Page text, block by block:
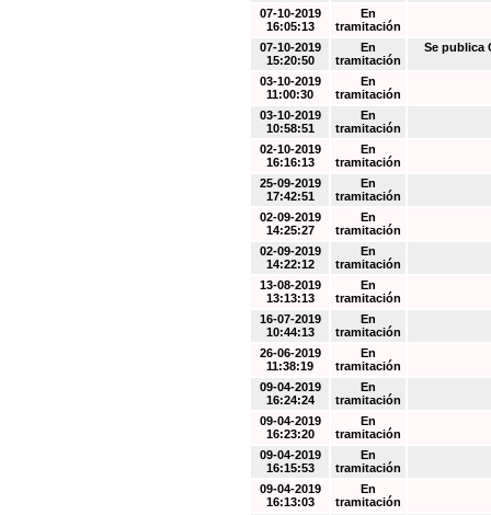
07-10-2019
16:05:13
En
tramitación
07-10-2019
15:20:50
En
tramitación
Se publica
03-10-2019
11:00:30
En
tramitación
03-10-2019
10:58:51
En
tramitación
02-10-2019
16:16:13
En
tramitación
25-09-2019
17:42:51
En
tramitación
02-09-2019
14:25:27
En
tramitación
02-09-2019
14:22:12
En
tramitación
13-08-2019
13:13:13
En
tramitación
16-07-2019
10:44:13
En
tramitación
26-06-2019
11:38:19
En
tramitación
09-04-2019
16:24:24
En
tramitación
09-04-2019
16:23:20
En
tramitación
09-04-2019
16:15:53
En
tramitación
09-04-2019
16:13:03
En
tramitación